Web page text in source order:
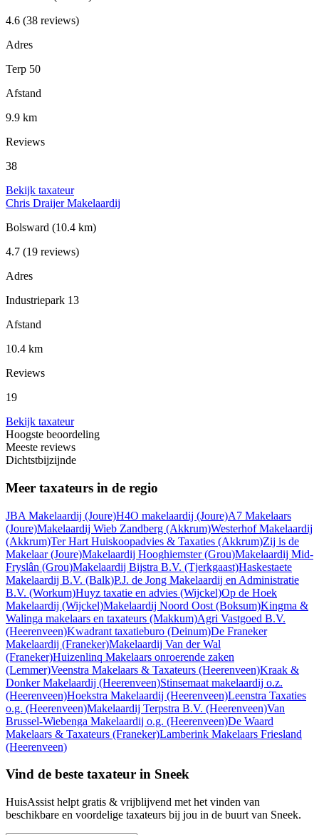
4.6 (38 reviews)
Adres
Terp 50
Afstand
9.9 km
Reviews
38
Bekijk taxateur
Chris Draijer Makelaardij
Bolsward (10.4 km)
4.7 (19 reviews)
Adres
Industriepark 13
Afstand
10.4 km
Reviews
19
Bekijk taxateur
Hoogste beoordeling
Meeste reviews
Dichtstbijzijnde
Meer taxateurs in de regio
JBA Makelaardij (Joure)H4O makelaardij (Joure)A7 Makelaars
(Joure)Makelaardij Wieb Zandberg (Akkrum)Westerhof Makelaardij
(Akkrum)Ter Hart Huiskoopadvies & Taxaties (Akkrum)Zij is de
Makelaar(Joure)Makelaardij Hooghiemster(Grou)Makelaardij Mid-
Fryslân (Grou)Makelaardij Bijstra B.V. (Tjerkgaast)Haskestaete
Makelaardij B.V. (Balk)P.J. de Jong Makelaardij en Administratie
B.V. (Workum)Huyz taxatie en advies (Wijckel)Op de Hoek
Makelaardij (Wijckel)Makelaardij Noord Oost (Boksum)Kingma &
Walinga makelaars en taxateurs (Makkum)Agri Vastgoed B.V.
(Heerenveen)Kwadrant taxatieburo (Deinum)De Franeker
Makelaardij (Franeker)Makelaardij Van der Wal
(Franeker)Huizenlinq Makelaars onroerende zaken
(Lemmer)Veenstra Makelaars & Taxateurs (Heerenveen)Kraak &
Donker Makelaardij (Heerenveen)Stinsemaat makelaardij o.z.
(Heerenveen)Hoekstra Makelaardij (Heerenveen)Leenstra Taxaties
o.g. (Heerenveen)Makelaardij Terpstra B.V. (Heerenveen)Van
Brussel-Wiebenga Makelaardij o.g. (Heerenveen)De Waard
Makelaars & Taxateurs (Franeker)Lamberink Makelaars Friesland
(Heerenveen)
Vind de beste taxateur in Sneek
HuisAssist helpt gratis & vrijblijvend met het vinden van
beschikbare en voordelige taxateurs bij jou in de buurt van Sneek.